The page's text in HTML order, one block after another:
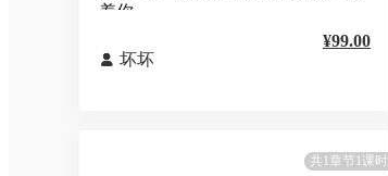
着你
 坏坏
¥99.00
共1章节1课时